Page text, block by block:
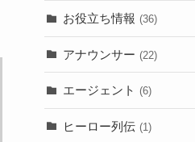
お役立ち情報 (36)
アナウンサー (22)
エージェント (6)
ヒーロー列伝 (1)